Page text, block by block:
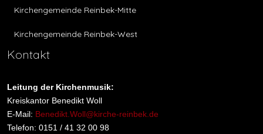
Kirchengemeinde Reinbek-Mitte
Kirchengemeinde Reinbek-West
Kontakt
Leitung der Kirchenmusik:
Kreiskantor Benedikt Woll
E-Mail: Benedikt.Woll@kirche-reinbek.de
Telefon: 0151 / 41 32 00 98